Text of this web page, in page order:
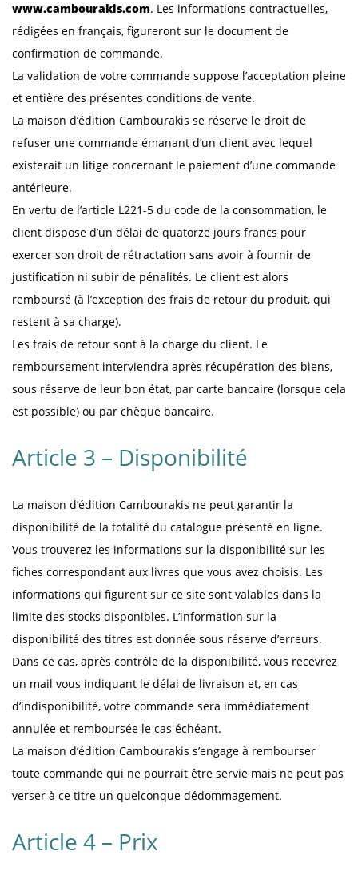
www.cambourakis.com. Les informations contractuelles,
rédigées en français, figureront sur le document de
confirmation de commande.
La validation de votre commande suppose l’acceptation pleine
et entière des présentes conditions de vente.
La maison d’édition Cambourakis se réserve le droit de
refuser une commande émanant d’un client avec lequel
existerait un litige concernant le paiement d’une commande
antérieure.
En vertu de l’article L221-5 du code de la consommation, le
client dispose d’un délai de quatorze jours francs pour
exercer son droit de rétractation sans avoir à fournir de
justification ni subir de pénalités. Le client est alors
remboursé (à l’exception des frais de retour du produit, qui
restent à sa charge).
Les frais de retour sont à la charge du client. Le
remboursement interviendra après récupération des biens,
sous réserve de leur bon état, par carte bancaire (lorsque cela
est possible) ou par chèque bancaire.
Article 3 – Disponibilité
La maison d’édition Cambourakis ne peut garantir la
disponibilité de la totalité du catalogue présenté en ligne.
Vous trouverez les informations sur la disponibilité sur les
fiches correspondant aux livres que vous avez choisis. Les
informations qui figurent sur ce site sont valables dans la
limite des stocks disponibles. L’information sur la
disponibilité des titres est donnée sous réserve d’erreurs.
Dans ce cas, après contrôle de la disponibilité, vous recevrez
un mail vous indiquant le délai de livraison et, en cas
d’indisponibilité, votre commande sera immédiatement
annulée et remboursée le cas échéant.
La maison d’édition Cambourakis s’engage à rembourser
toute commande qui ne pourrait être servie mais ne peut pas
verser à ce titre un quelconque dédommagement.
Article 4 – Prix